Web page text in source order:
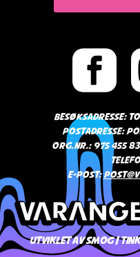
Besøksadresse:
Postadresse:
Org.nr.: 975 455
E-post:
Utviklet av Smog /